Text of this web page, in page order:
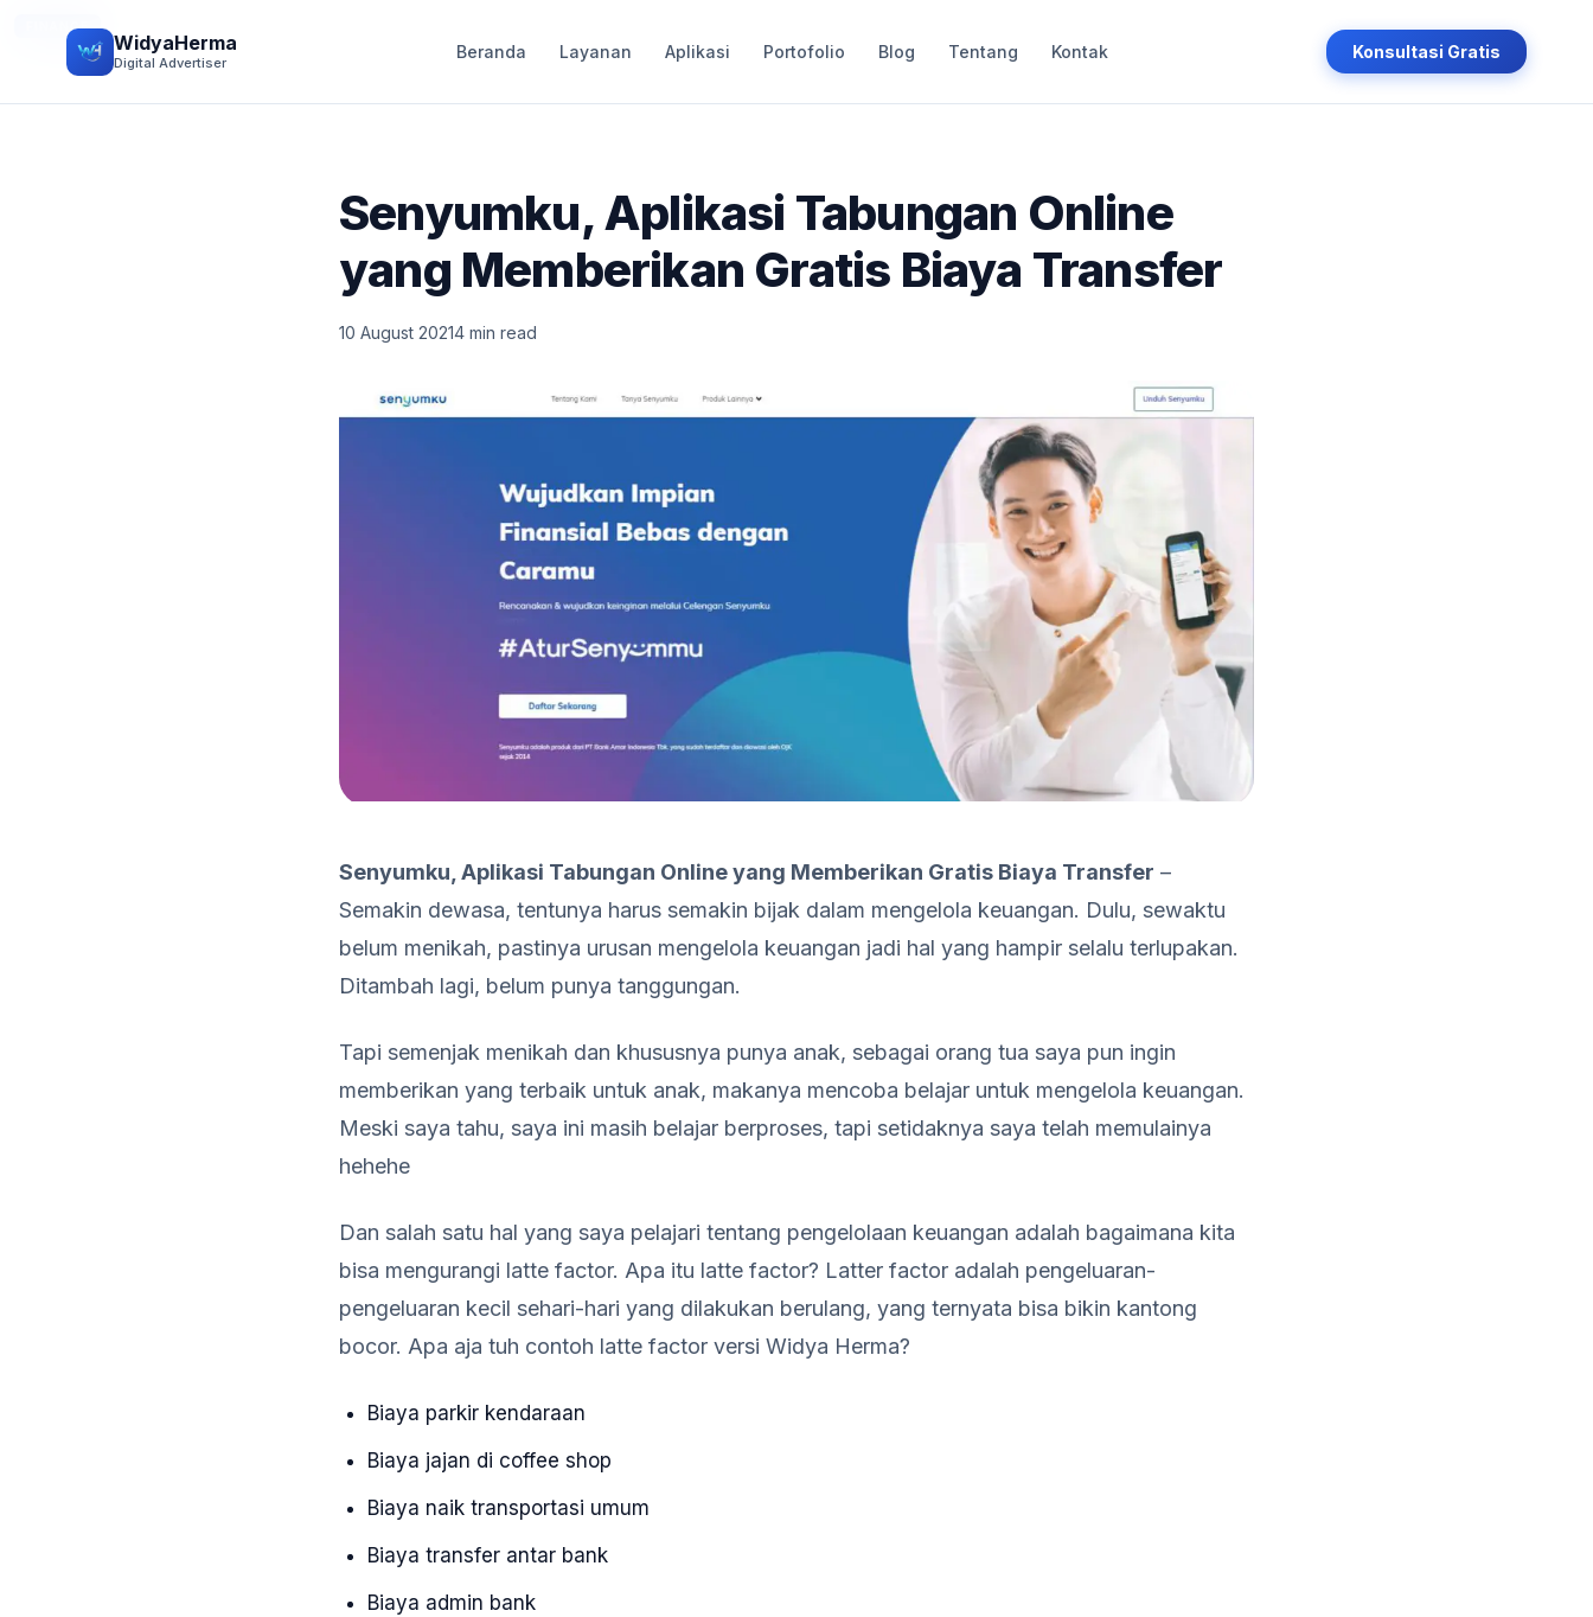
WidyaHerma
Digital Advertiser
Beranda Layanan Aplikasi Portofolio Blog Tentang Kontak Konsultasi Gratis
FINANCE
Senyumku, Aplikasi Tabungan Online
yang Memberikan Gratis Biaya Transfer
10 August 20214 min read
Senyumku, Aplikasi Tabungan Online yang Memberikan Gratis Biaya Transfer –
Semakin dewasa, tentunya harus semakin bijak dalam mengelola keuangan. Dulu, sewaktu
belum menikah, pastinya urusan mengelola keuangan jadi hal yang hampir selalu terlupakan.
Ditambah lagi, belum punya tanggungan.
Tapi semenjak menikah dan khususnya punya anak, sebagai orang tua saya pun ingin
memberikan yang terbaik untuk anak, makanya mencoba belajar untuk mengelola keuangan.
Meski saya tahu, saya ini masih belajar berproses, tapi setidaknya saya telah memulainya
hehehe
Dan salah satu hal yang saya pelajari tentang pengelolaan keuangan adalah bagaimana kita
bisa mengurangi latte factor. Apa itu latte factor? Latter factor adalah pengeluaran-
pengeluaran kecil sehari-hari yang dilakukan berulang, yang ternyata bisa bikin kantong
bocor. Apa aja tuh contoh latte factor versi Widya Herma?
Biaya parkir kendaraan
Biaya jajan di coffee shop
Biaya naik transportasi umum
Biaya transfer antar bank
Biaya admin bank